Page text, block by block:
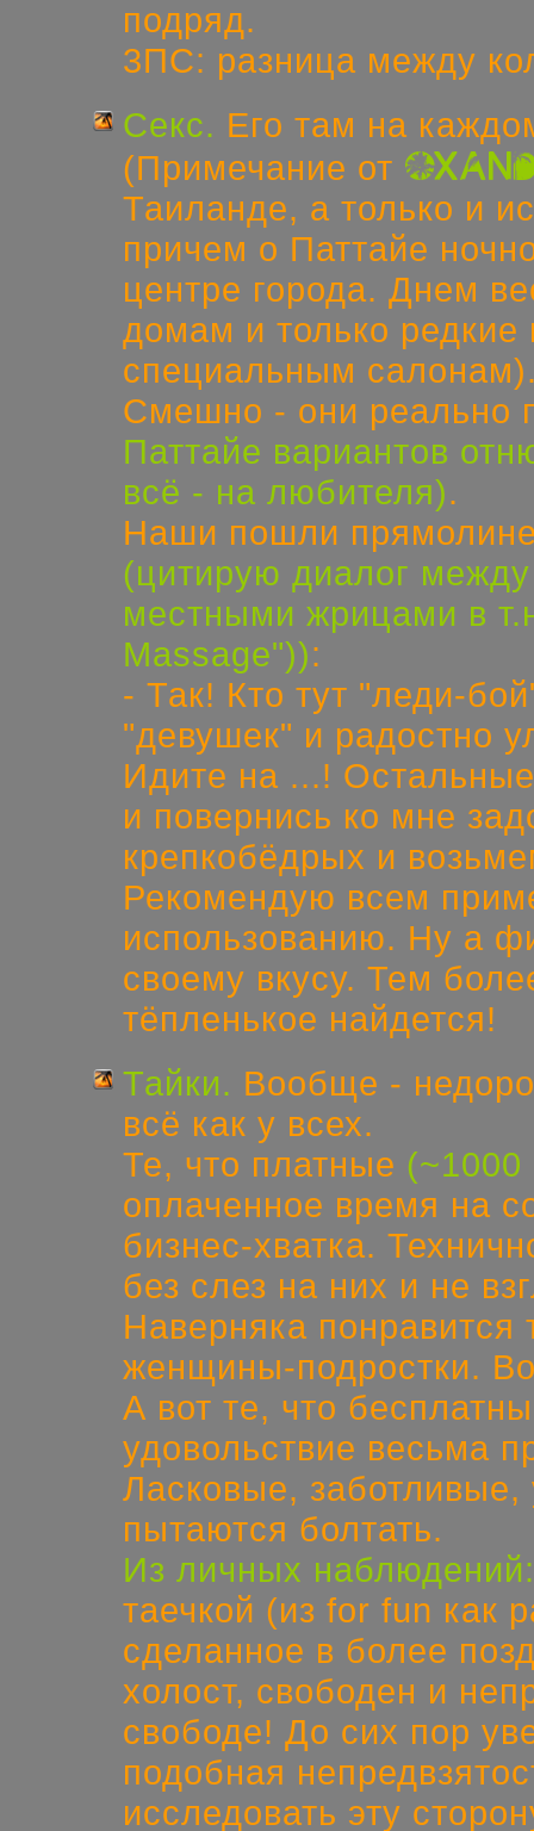
подряд.
3ПС: разница между
Секс. Его там на
(Примечание от
Таиланде, а только и
причем о Паттайе
центре города. Днем
домам и только
специальным
Смешно - они реально
Паттайе вариантов
всё - на любителя).
Наши пошли
(цитирую диалог
местными жрицами в
Massage")):
- Так! Кто тут "леди-
"девушек" и радостно
Идите на ...!
и повернись ко мне
крепкобёдрых и
Рекомендую всем
использованию. Ну а
своему вкусу. Тем
тёпленькое найдется!
Тайки. Вообще -
всё как у всех.
Те, что платные (~1000
оплаченное время на
бизнес-хватка.
без слез на них и не
Наверняка
женщины-подростки.
А вот те, что
удовольствие весьма
Ласковые,
пытаются болтать.
Из личных
таечкой (из for fun как
сделанное в более
холост, свободен и
свободе! До сих пор
подобная
исследовать эту